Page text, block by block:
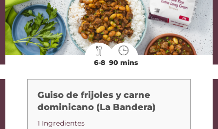
6-8 90 mins
Guiso de frijoles y carne
dominicano (La Bandera)
1 Ingredientes